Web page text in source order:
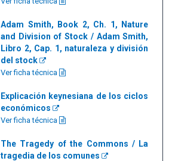
Adam Smith, Book 2, Ch. 1, Nature
and Division of Stock / Adam Smith,
Libro 2, Cap. 1, naturaleza y división
del stock
Ver ficha técnica
Explicación keynesiana de los ciclos
económicos
Ver ficha técnica
The Tragedy of the Commons / La
tragedia de los comunes